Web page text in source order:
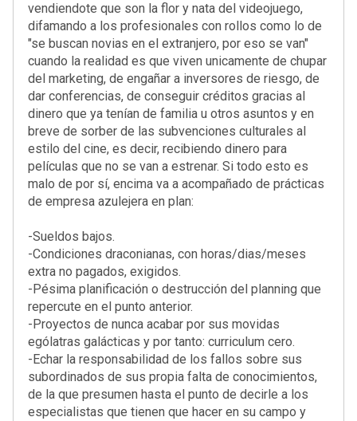
vendiendote que son la flor y nata del videojuego,
difamando a los profesionales con rollos como lo de
"se buscan novias en el extranjero, por eso se van"
cuando la realidad es que viven unicamente de chupar
del marketing, de engañar a inversores de riesgo, de
dar conferencias, de conseguir créditos gracias al
dinero que ya tenían de familia u otros asuntos y en
breve de sorber de las subvenciones culturales al
estilo del cine, es decir, recibiendo dinero para
películas que no se van a estrenar. Si todo esto es
malo de por sí, encima va a acompañado de prácticas
de empresa azulejera en plan:
-Sueldos bajos.
-Condiciones draconianas, con horas/dias/meses
extra no pagados, exigidos.
-Pésima planificación o destrucción del planning que
repercute en el punto anterior.
-Proyectos de nunca acabar por sus movidas
ególatras galácticas y por tanto: curriculum cero.
-Echar la responsabilidad de los fallos sobre sus
subordinados de sus propia falta de conocimientos,
de la que presumen hasta el punto de decirle a los
especialistas que tienen que hacer en su campo y